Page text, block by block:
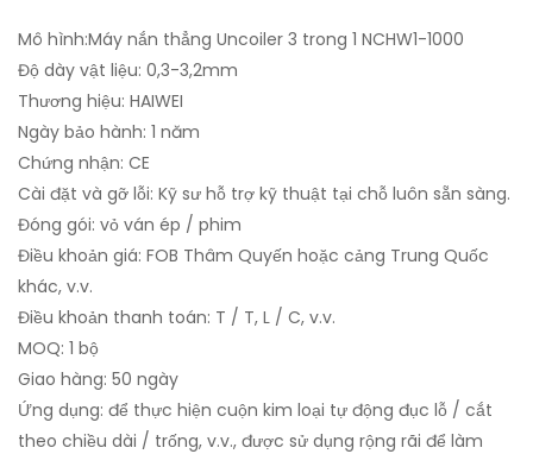
Mô hình:Máy nắn thẳng Uncoiler 3 trong 1 NCHW1-1000
Độ dày vật liệu: 0,3-3,2mm
Thương hiệu: HAIWEI
Ngày bảo hành: 1 năm
Chứng nhận: CE
Cài đặt và gỡ lỗi: Kỹ sư hỗ trợ kỹ thuật tại chỗ luôn sẵn sàng.
Đóng gói: vỏ ván ép / phim
Điều khoản giá: FOB Thâm Quyến hoặc cảng Trung Quốc
khác, v.v.
Điều khoản thanh toán: T / T, L / C, v.v.
MOQ: 1 bộ
Giao hàng: 50 ngày
Ứng dụng: để thực hiện cuộn kim loại tự động đục lỗ / cắt
theo chiều dài / trống, v.v., được sử dụng rộng rãi để làm